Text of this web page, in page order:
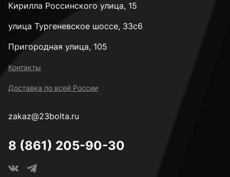
Кирилла Россинского улица, 15
улица Тургеневское шоссе, 33с6
Пригородная улица, 105
Контакты
Доставка по всей России
zakaz@23bolta.ru
8 (861) 205-90-30